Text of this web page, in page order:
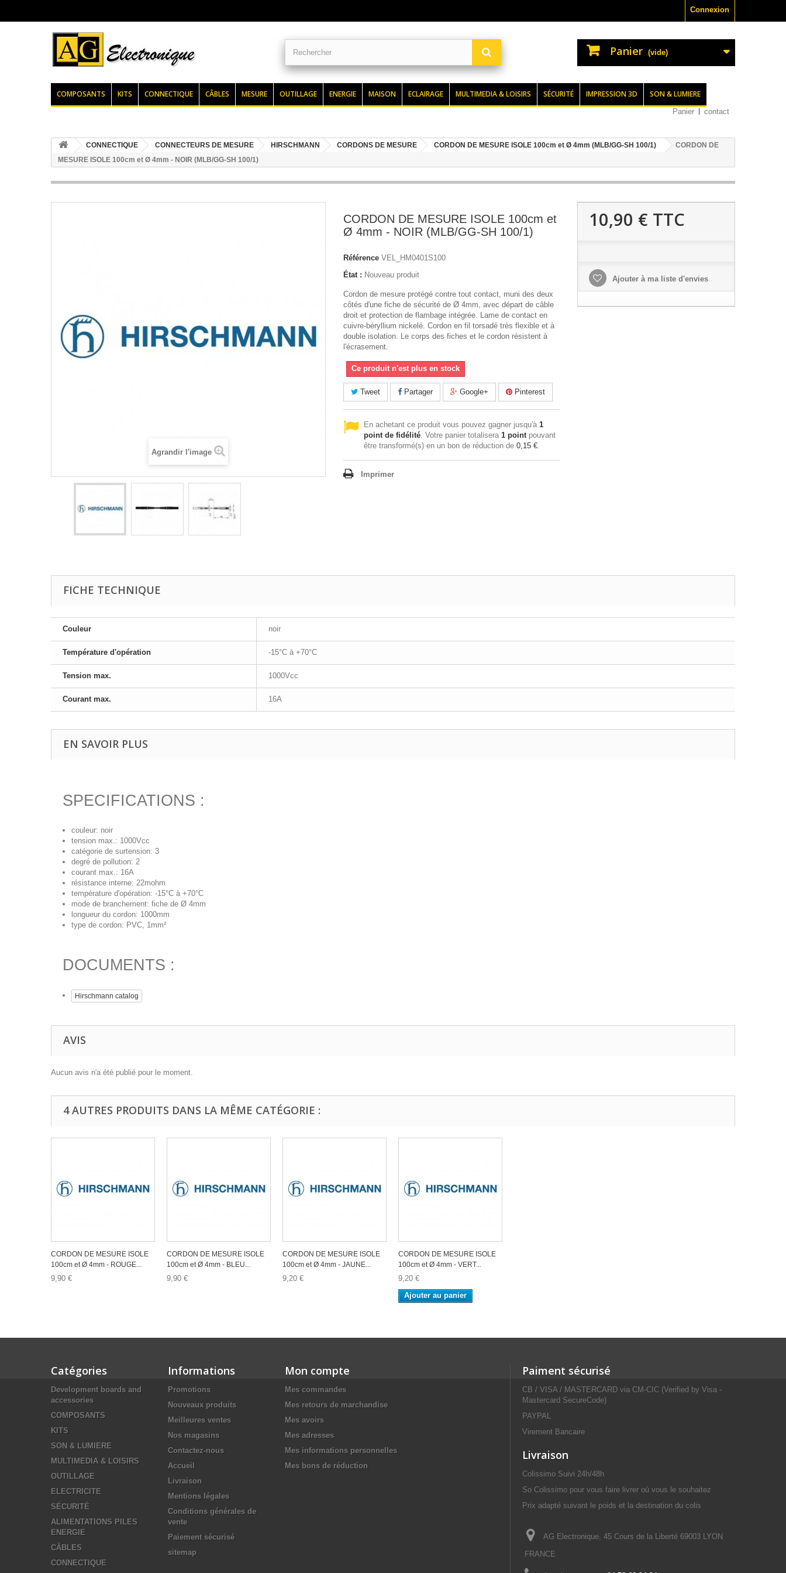
Connexion
Panier (vide)
COMPOSANTS KITS CONNECTIQUE CÂBLES MESURE OUTILLAGE ENERGIE MAISON ECLAIRAGE MULTIMEDIA & LOISIRS SÉCURITÉ IMPRESSION 3D SON & LUMIERE
Panier contact
CONNECTIQUE CONNECTEURS DE MESURE HIRSCHMANN CORDONS DE MESURE CORDON DE MESURE ISOLE 100cm et Ø 4mm (MLB/GG-SH 100/1)
CORDON DE
MESURE ISOLE 100cm et Ø 4mm - NOIR (MLB/GG-SH 100/1)
Agrandir l'image
CORDON DE MESURE ISOLE 100cm et
Ø 4mm - NOIR (MLB/GG-SH 100/1)
Référence VEL_HM0401S100
État : Nouveau produit
Cordon de mesure protégé contre tout contact, muni des deux
côtés d'une fiche de sécurité de Ø 4mm, avec départ de câble
droit et protection de flambage intégrée. Lame de contact en
cuivre-béryllium nickelé. Cordon en fil torsadé très flexible et à
double isolation. Le corps des fiches et le cordon résistent à
l'écrasement.
Ce produit n'est plus en stock
Tweet Partager Google+ Pinterest
En achetant ce produit vous pouvez gagner jusqu'à 1
point de fidélité. Votre panier totalisera 1 pointpouvant
être transformé(s) en un bon de réduction de 0,15 €.
Imprimer
10,90 € TTC
Ajouter à ma liste d'envies
FICHE TECHNIQUE
Couleur noir
Température d'opération -15°C à +70°C
Tension max. 1000Vcc
Courant max. 16A
EN SAVOIR PLUS
SPECIFICATIONS :
couleur: noir
tension max.: 1000Vcc
catégorie de surtension: 3
degré de pollution: 2
courant max.: 16A
résistance interne: 22mohm
température d'opération: -15°C à +70°C
mode de branchement: fiche de Ø 4mm
longueur du cordon: 1000mm
type de cordon: PVC, 1mm²
DOCUMENTS :
Hirschmann catalog
AVIS
Aucun avis n'a été publié pour le moment.
4 AUTRES PRODUITS DANS LA MÊME CATÉGORIE :
CORDON DE MESURE ISOLE
100cm et Ø 4mm - ROUGE...
9,90 €
CORDON DE MESURE ISOLE
100cm et Ø 4mm - BLEU...
9,90 €
CORDON DE MESURE ISOLE
100cm et Ø 4mm - JAUNE...
9,20 €
CORDON DE MESURE ISOLE
100cm et Ø 4mm - VERT...
9,20 €
Ajouter au panier
Catégories
Development boards and
accessories
COMPOSANTS
KITS
SON & LUMIERE
MULTIMEDIA & LOISIRS
OUTILLAGE
ELECTRICITE
SÉCURITÉ
ALIMENTATIONS PILES
ENERGIE
CÂBLES
CONNECTIQUE
Informations
Promotions
Nouveaux produits
Meilleures ventes
Nos magasins
Contactez-nous
Accueil
Livraison
Mentions légales
Conditions générales de
vente
Paiement sécurisé
sitemap
Mon compte
Mes commandes
Mes retours de marchandise
Mes avoirs
Mes adresses
Mes informations personnelles
Mes bons de réduction
Paiment sécurisé
CB / VISA / MASTERCARD via CM-CIC (Verified by Visa -
Mastercard SecureCode)
PAYPAL
Virement Bancaire
Livraison
Colissimo Suivi 24h/48h
So Colissimo pour vous faire livrer où vous le souhaitez
Prix adapté suivant le poids et la destination du colis
AG Electronique, 45 Cours de la Liberté 69003 LYON
FRANCE